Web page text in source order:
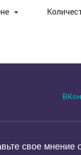
свое мнение